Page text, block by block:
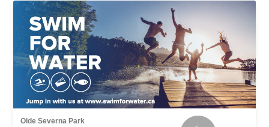
Olde Severna Park